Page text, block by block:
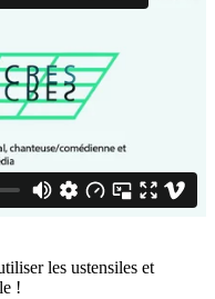
les ustensiles et
!